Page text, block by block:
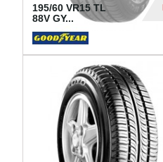
195/60 VR15 TL
88V GY...